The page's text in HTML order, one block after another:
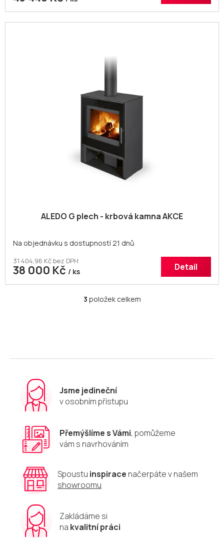
ALEDO G plech - krbová kamna AKCE
Na objednávku s dostupností 21 dnů
31 404,96 Kč bez DPH
38 000 Kč / ks Detail
O
c
r
v
k
ý
p
u
3 položek celkem
Jsme jedineční
v osobním přístupu
Přemýšlíme s Vámi, pomůžeme
vám s navrhováním
Spoustu inspirace načerpáte v našem
showroomu
Zakládáme si
na kvalitní práci